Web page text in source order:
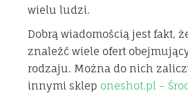
wielu ludzi.
Dobrą wiadomością jest fakt,
znaleźć wiele ofert
rodzaju. Można do nich
innymi sklep oneshot.pl –